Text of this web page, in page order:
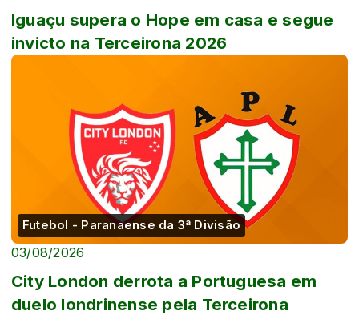
Iguaçu supera o Hope em casa e segue
invicto na Terceirona 2026
Futebol - Paranaense da 3ª Divisão
03/08/2026
City London derrota a Portuguesa em
duelo londrinense pela Terceirona